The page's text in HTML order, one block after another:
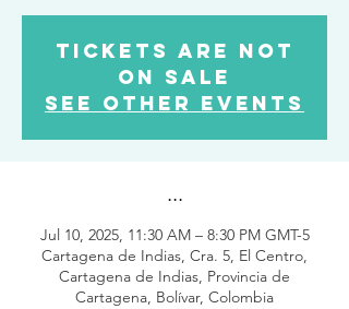
Tickets are not
on sale
See other events
...
Jul 10, 2025, 11:30 AM – 8:30 PM GMT-5
Cartagena de Indias, Cra. 5, El Centro,
Cartagena de Indias, Provincia de
Cartagena, Bolívar, Colombia